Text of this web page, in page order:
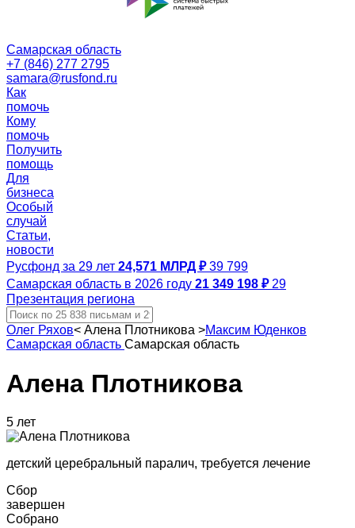
Самарская область
+7 (846) 277 2795
samara@rusfond.ru
Как
помочь
Кому
помочь
Получить
помощь
Для
бизнеса
Особый
случай
Статьи,
новости
Русфонд за 29 лет 24,571 МЛРД ₽ 39 799
Самарская область в 2026 году 21 349 198 ₽ 29
Презентация региона
Олег Ряхов< Алена Плотникова >Максим Юденков
Самарская область Самарская область
Алена Плотникова
5 лет
детский церебральный паралич, требуется лечение
Сбор
завершен
Собрано